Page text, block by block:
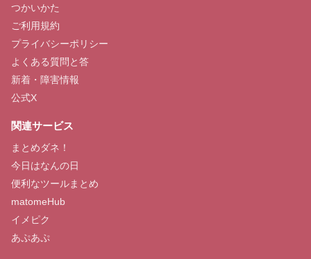
つかいかた
ご利用規約
プライバシーポリシー
よくある質問と答
新着・障害情報
公式X
関連サービス
まとめダネ！
今日はなんの日
便利なツールまとめ
matomeHub
イメピク
あぷあぷ